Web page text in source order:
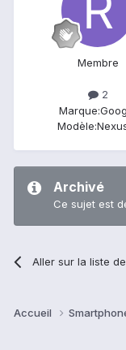
Membre
2
Marque:
Modèle:
Archivé
Ce sujet est
Aller sur la liste
Accueil